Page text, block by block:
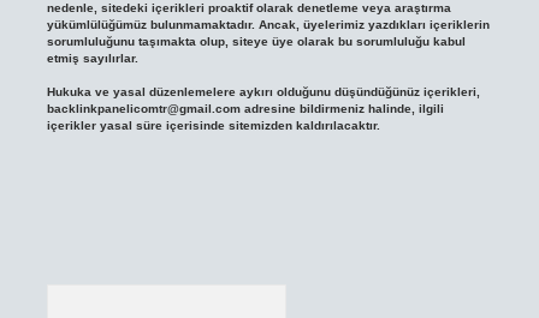
nedenle, sitedeki içerikleri proaktif olarak denetleme veya araştırma
yükümlülüğümüz bulunmamaktadır. Ancak, üyelerimiz yazdıkları içeriklerin
sorumluluğunu taşımakta olup, siteye üye olarak bu sorumluluğu kabul
etmiş sayılırlar.
Hukuka ve yasal düzenlemelere aykırı olduğunu düşündüğünüz içerikleri,
backlinkpanelicomtr@gmail.comadresine bildirmeniz halinde, ilgili
içerikler yasal süre içerisinde sitemizden kaldırılacaktır.